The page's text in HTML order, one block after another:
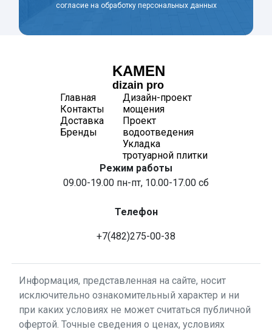
согласие на обработку персональных данных
KAMEN
dizain pro
Главная
Контакты
Доставка
Бренды
Дизайн-проект
мощения
Проект
водоотведения
Укладка
тротуарной плитки
Режим работы
09.00-19.00 пн-пт, 10.00-17.00 сб
Телефон
+7(482)275-00-38
Информация, представленная на сайте, носит
исключительно ознакомительный характер и ни
при каких условиях не может считаться публичной
офертой. Точные сведения о ценах, условиях